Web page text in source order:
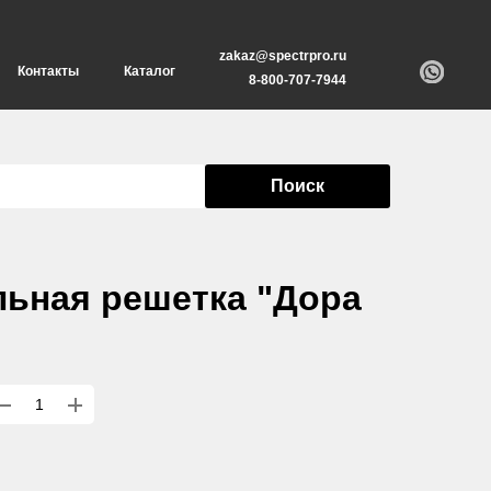
Контакты Каталог
zakaz@spectrpro.ru
8-800-707-7944
Поиск
решетка "Дора